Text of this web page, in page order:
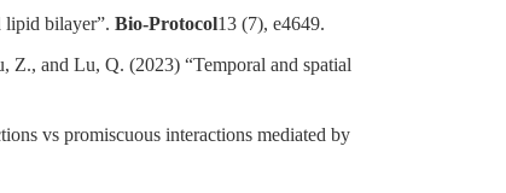
lipid bilayer”. Bio-Protocol13 (7), e4649.
and Lu, Q. (2023) “Temporal and spatial
vs promiscuous interactions mediated by